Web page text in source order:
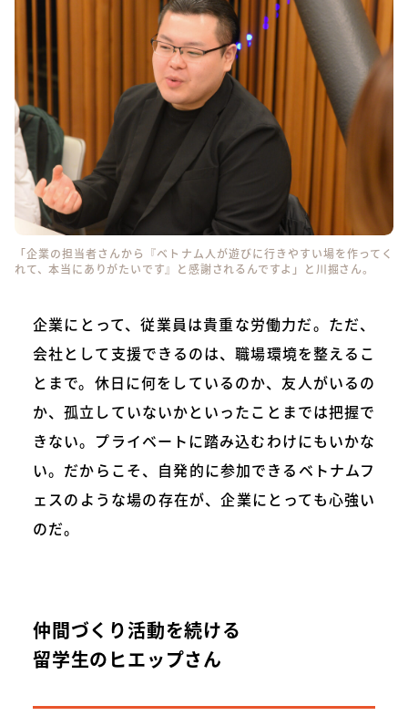
「企業の担当者さんから『ベトナム人が遊びに行きやすい場を作ってく
れて、本当にありがたいです』と感謝されるんですよ」と川掘さん。
企業にとって、従業員は貴重な労働力だ。ただ、
会社として支援できるのは、職場環境を整えるこ
とまで。休日に何をしているのか、友人がいるの
か、孤立していないかといったことまでは把握で
きない。プライベートに踏み込むわけにもいかな
い。だからこそ、自発的に参加できるベトナムフ
ェスのような場の存在が、企業にとっても心強い
のだ。
仲間づくり活動を続ける
留学生のヒエップさん